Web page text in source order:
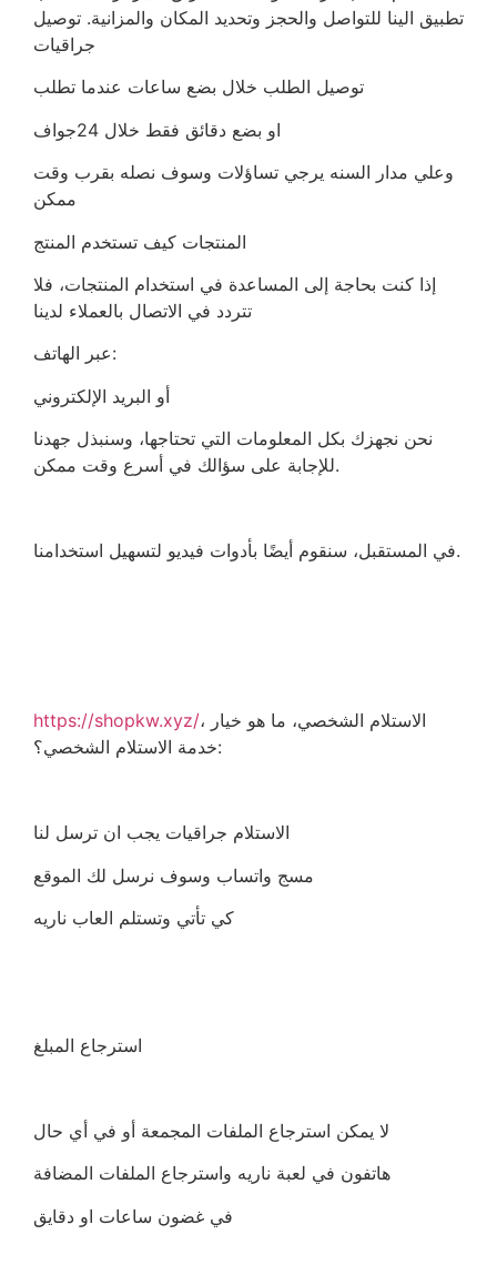
تطبيق الينا للتواصل والحجز وتحديد المكان والمزانية. توصيل
جراقيات
توصيل الطلب خلال بضع ساعات عندما تطلب
او بضع دقائق فقط خلال 24جواف
وعلي مدار السنه يرجي تساؤلات وسوف نصله بقرب وقت
ممكن
المنتجات كيف تستخدم المنتج
إذا كنت بحاجة إلى المساعدة في استخدام المنتجات، فلا
تتردد في الاتصال بالعملاء لدينا
عبر الهاتف:
أو البريد الإلكتروني
نحن نجهزك بكل المعلومات التي تحتاجها، وسنبذل جهدنا
للإجابة على سؤالك في أسرع وقت ممكن.
في المستقبل، سنقوم أيضًا بأدوات فيديو لتسهيل استخدامنا.
https://shopkw.xyz/، الاستلام الشخصي، ما هو خيار
خدمة الاستلام الشخصي؟:
الاستلام جراقيات يجب ان ترسل لنا
مسج واتساب وسوف نرسل لك الموقع
كي تأتي وتستلم العاب ناريه
استرجاع المبلغ
لا يمكن استرجاع الملفات المجمعة أو في أي حال
هاتفون في لعبة ناريه واسترجاع الملفات المضافة
في غضون ساعات او دقايق